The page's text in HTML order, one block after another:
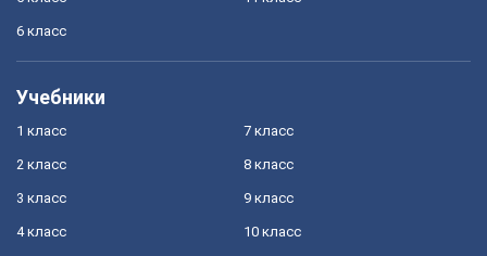
6 класс
Учебники
1 класс
2 класс
3 класс
4 класс
7 класс
8 класс
9 класс
10 класс